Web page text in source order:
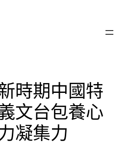
時期中國特
文台包養心
凝集力